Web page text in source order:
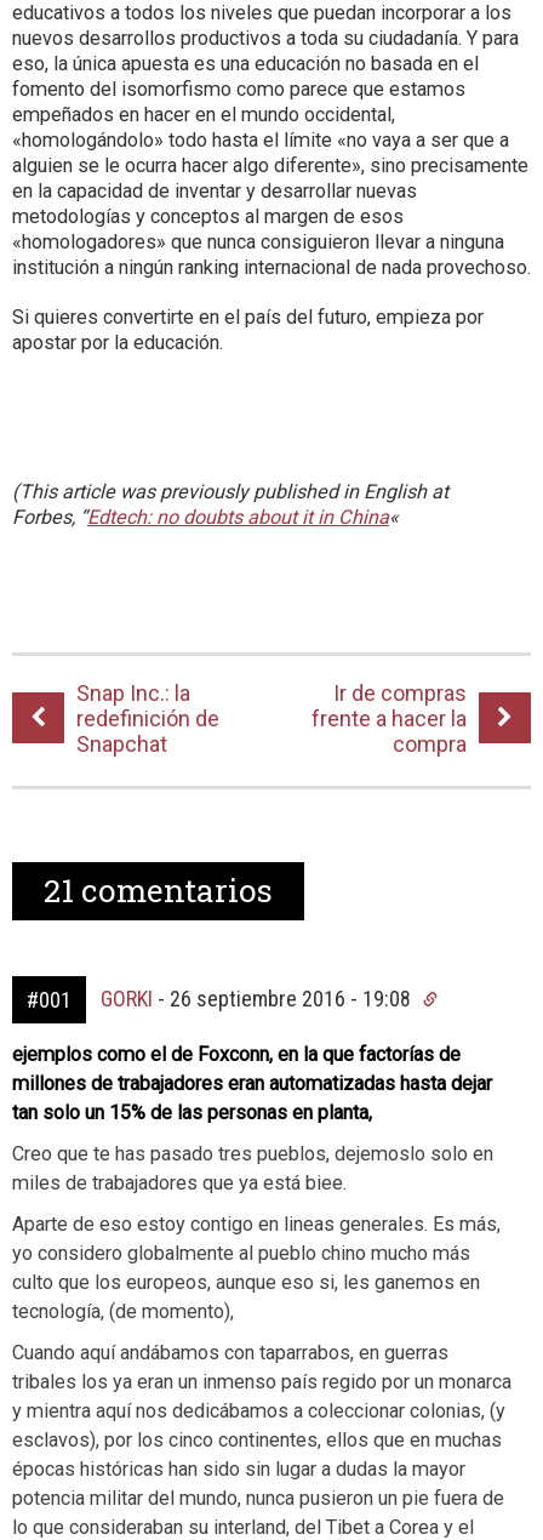
educativos a todos los niveles que puedan incorporar a los
nuevos desarrollos productivos a toda su ciudadanía. Y para
eso, la única apuesta es una educación no basada en el
fomento del isomorfismo como parece que estamos
empeñados en hacer en el mundo occidental,
«homologándolo» todo hasta el límite «no vaya a ser que a
alguien se le ocurra hacer algo diferente», sino precisamente
en la capacidad de inventar y desarrollar nuevas
metodologías y conceptos al margen de esos
«homologadores» que nunca consiguieron llevar a ninguna
institución a ningún ranking internacional de nada provechoso.
Si quieres convertirte en el país del futuro, empieza por
apostar por la educación.
(This article was previously published in English at
Forbes, “Edtech: no doubts about it in China«
Snap Inc.: la
redefinición de
Snapchat
Ir de compras
frente a hacer la
compra
21 comentarios
#001 GORKI - 26 septiembre 2016 - 19:08
ejemplos como el de Foxconn, en la que factorías de
millones de trabajadores eran automatizadas hasta dejar
tan solo un 15% de las personas en planta,
Creo que te has pasado tres pueblos, dejemoslo solo en
miles de trabajadores que ya está biee.
Aparte de eso estoy contigo en lineas generales. Es más,
yo considero globalmente al pueblo chino mucho más
culto que los europeos, aunque eso si, les ganemos en
tecnología, (de momento),
Cuando aquí andábamos con taparrabos, en guerras
tribales los ya eran un inmenso país regido por un monarca
y mientra aquí nos dedicábamos a coleccionar colonias, (y
esclavos), por los cinco continentes, ellos que en muchas
épocas históricas han sido sin lugar a dudas la mayor
potencia militar del mundo, nunca pusieron un pie fuera de
lo que consideraban su interland, del Tibet a Corea y el